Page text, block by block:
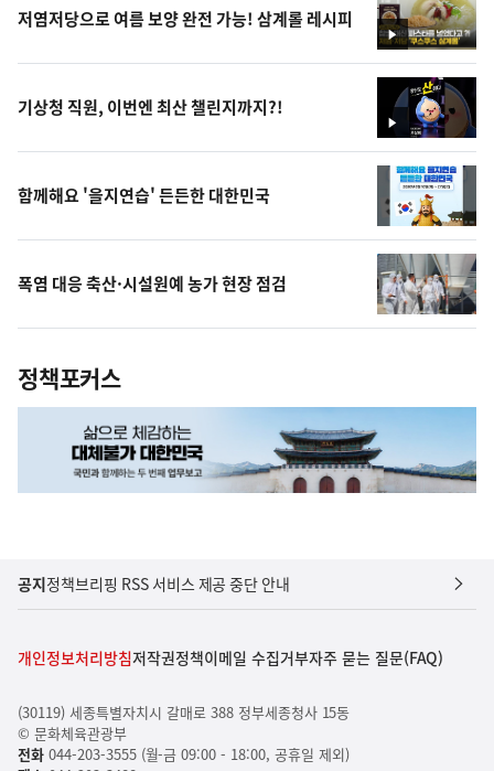
영
상
저염저당으로 여름 보양 완전 가능! 삼계롤 레시피
영
상
기상청 직원, 이번엔 최산 챌린지까지?!
함께해요 '을지연습' 든든한 대한민국
폭염 대응 축산·시설원예 농가 현장 점검
정책포커스
공지정책브리핑 RSS 서비스 제공 중단 안내
개인정보처리방침저작권정책이메일 수집거부자주 묻는 질문(FAQ)
(30119) 세종특별자치시 갈매로 388 정부세종청사 15동
© 문화체육관광부
전화044-203-3555 (월-금 09:00 - 18:00, 공휴일 제외)